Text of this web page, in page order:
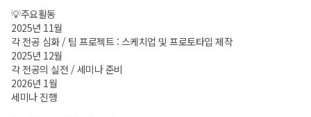
💡주요활동
2025년 11월
각 전공 심화 / 팀 프로젝트 : 스케치업 및 프로토타입 제작
2025년 12월
각 전공의 실전 / 세미나 준비
2026년 1월
세미나 진행